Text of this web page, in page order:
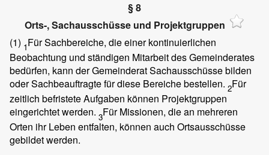
§ 8
Orts-, Sachausschüsse und Projektgruppen
(1) 1Für Sachbereiche, die einer kontinuierlichen
Beobachtung und ständigen Mitarbeit des Gemeinderates
bedürfen, kann der Gemeinderat Sachausschüsse bilden
oder Sachbeauftragte für diese Bereiche bestellen. 2Für
zeitlich befristete Aufgaben können Projektgruppen
eingerichtet werden. 3Für Missionen, die an mehreren
Orten ihr Leben entfalten, können auch Ortsausschüsse
gebildet werden.